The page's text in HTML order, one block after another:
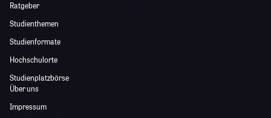
Ratgeber
Studienthemen
Studienformate
Hochschulorte
Studienplatzbörse
Über uns
Impressum